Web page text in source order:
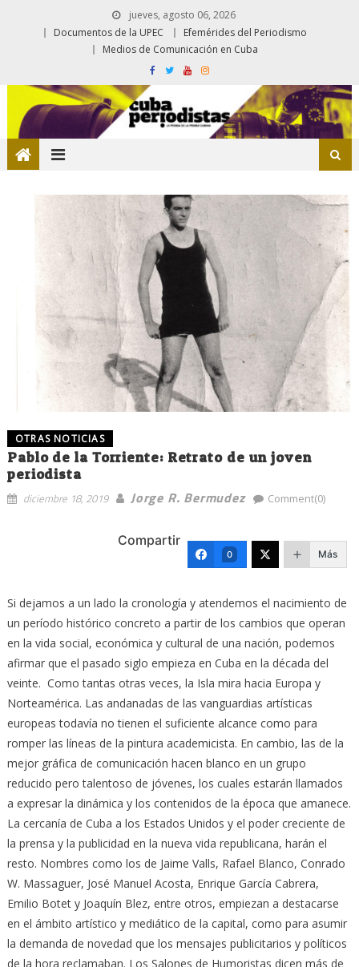
jueves, agosto 06, 2026
Documentos de la UPEC
Efemérides del Periodismo
Medios de Comunicación en Cuba
OTRAS NOTICIAS
Pablo de la Torriente: Retrato de un joven
periodista
diciembre 18, 2019 Jorge R. Bermudez Comment(0)
Compartir
0 Más
Si dejamos a un lado la cronología y atendemos el nacimiento de
un período histórico concreto a partir de los cambios que operan
en la vida social, económica y cultural de una nación, podemos
afirmar que el pasado siglo empieza en Cuba en la década del
veinte. Como tantas otras veces, la Isla mira hacia Europa y
Norteamérica. Las andanadas de las vanguardias artísticas
europeas todavía no tienen el suficiente alcance como para
romper las líneas de la pintura academicista. En cambio, las de la
mejor gráfica de comunicación hacen blanco en un grupo
reducido pero talentoso de jóvenes, los cuales estarán llamados
a expresar la dinámica y los contenidos de la época que amanece.
La cercanía de Cuba a los Estados Unidos y el poder creciente de
la prensa y la publicidad en la nueva vida republicana, harán el
resto. Nombres como los de Jaime Valls, Rafael Blanco, Conrado
W. Massaguer, José Manuel Acosta, Enrique García Cabrera,
Emilio Botet y Joaquín Blez, entre otros, empiezan a destacarse
en el ámbito artístico y mediático de la capital, como para asumir
la demanda de novedad que los mensajes publicitarios y políticos
de la hora reclamaban. Los Salones de Humoristas dicen más de